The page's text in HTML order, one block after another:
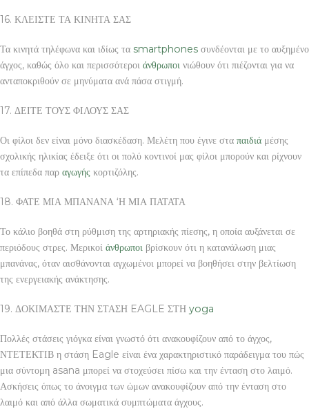
16. ΚΛΕΙΣΤΕ ΤΑ ΚΙΝΗΤΑ ΣΑΣ
Τα κινητά τηλέφωνα και ιδίως τα smartphones συνδέονται με το αυξημένο
άγχος, καθώς όλο και περισσότεροι άνθρωποι νιώθουν ότι πιέζονται για να
ανταποκριθούν σε μηνύματα ανά πάσα στιγμή.
17. ΔΕΙΤΕ ΤΟΥΣ ΦΙΛΟΥΣ ΣΑΣ
Οι φίλοι δεν είναι μόνο διασκέδαση. Μελέτη που έγινε στα παιδιά μέσης
σχολικής ηλικίας έδειξε ότι οι πολύ κοντινοί μας φίλοι μπορούν και ρίχνουν
τα επίπεδα παρ αγωγής κορτιζόλης.
18. ΦΑΤΕ ΜΙΑ ΜΠΑΝΑΝΑ ‘Η ΜΙΑ ΠΑΤΑΤΑ
Το κάλιο βοηθά στη ρύθμιση της αρτηριακής πίεσης, η οποία αυξάνεται σε
περιόδους στρες. Μερικοί άνθρωποι βρίσκουν ότι η κατανάλωση μιας
μπανάνας, όταν αισθάνονται αγχωμένοι μπορεί να βοηθήσει στην βελτίωση
της ενεργειακής ανάκτησης.
19. ΔΟΚΙΜΑΣΤΕ ΤΗΝ ΣΤΑΣΗ EAGLE ΣΤΗ yoga
Πολλές στάσεις γιόγκα είναι γνωστό ότι ανακουφίζουν από το άγχος,
ΝΤΕΤΕΚΤΙΒ η στάση Eagle είναι ένα χαρακτηριστικό παράδειγμα του πώς
μια σύντομη asana μπορεί να στοχεύσει πίσω και την ένταση στο λαιμό.
Ασκήσεις όπως το άνοιγμα των ώμων ανακουφίζουν από την ένταση στο
λαιμό και από άλλα σωματικά συμπτώματα άγχους.